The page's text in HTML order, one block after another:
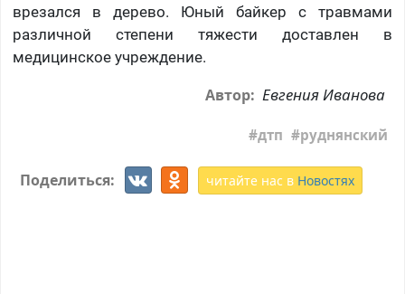
врезался в дерево. Юный байкер с травмами
различной степени тяжести доставлен в
медицинское учреждение.
Автор: Евгения Иванова
дтп руднянский
Поделиться: читайте нас в Новостях